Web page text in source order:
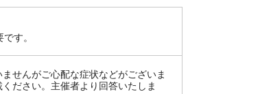
す。
せんがご心配な症状などがございま
ださい。主催者より回答いたしま